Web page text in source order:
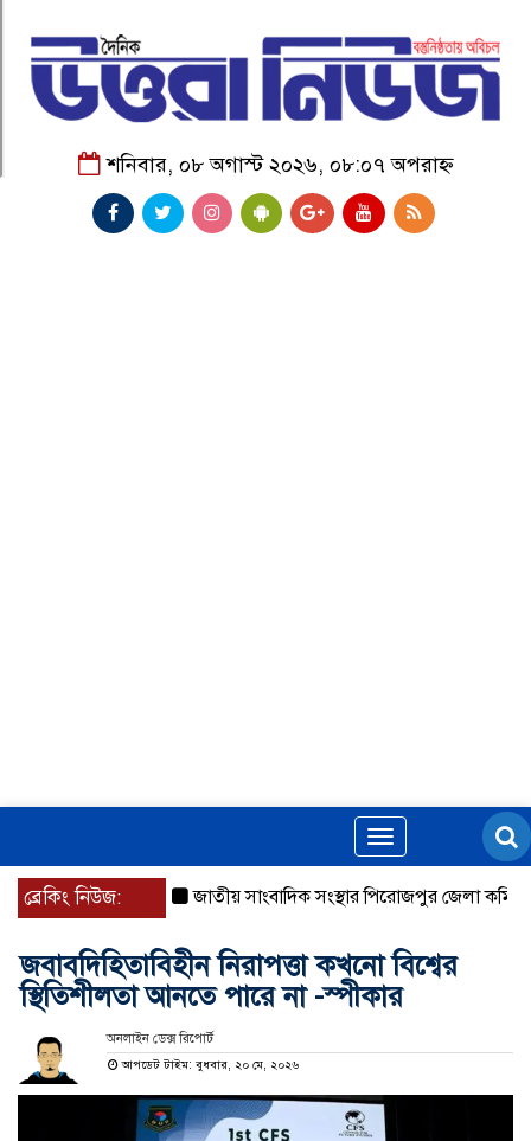
শনিবার, ০৮ অগাস্ট ২০২৬, ০৮:০৭ অপরাহ্ন
Toggle
navigation
ব্রেকিং নিউজ: জাতীয় সাংবাদিক সংস্থার পিরোজপুর জেলা কমিটি
জবাবদিহিতাবিহীন নিরাপত্তা কখনো বিশ্বের
স্থিতিশীলতা আনতে পারে না -স্পীকার
অনলাইন ডেক্স রিপোর্ট
আপডেট টাইম: বুধবার, ২০ মে, ২০২৬